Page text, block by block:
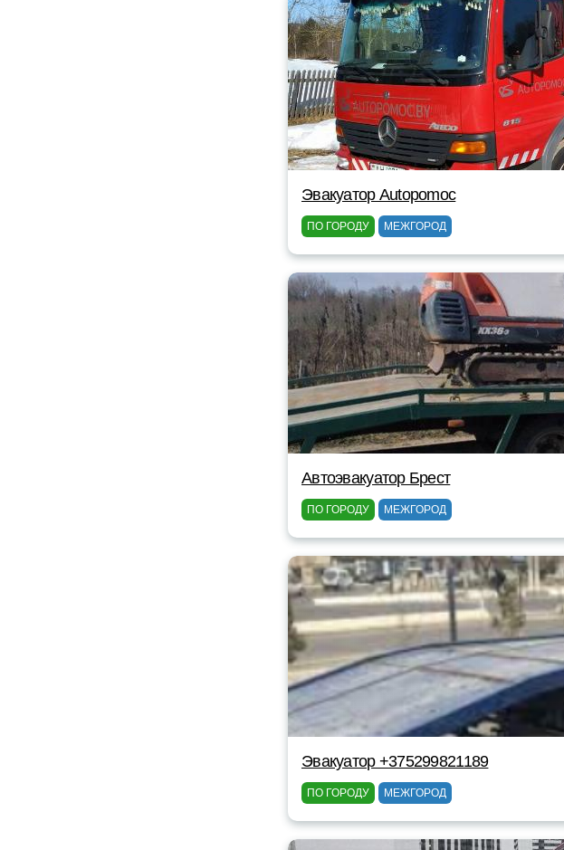
Эвакуатор Autopomoc
ПО ГОРОДУ МЕЖГОРОД
Автоэвакуатор Брест
ПО ГОРОДУ МЕЖГОРОД
Эвакуатор +375299821189
ПО ГОРОДУ МЕЖГОРОД